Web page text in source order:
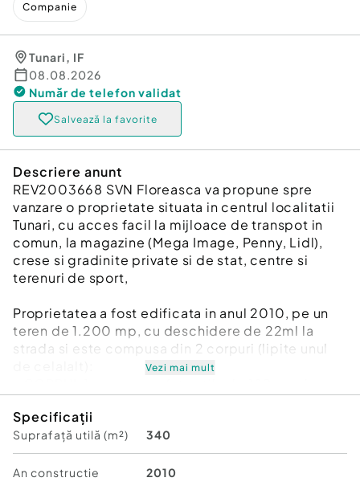
Companie
Tunari, IF
08.08.2026
Număr de telefon validat
Salvează la favorite
Descriere anunt
REV2003668 SVN Floreasca va propune spre
vanzare o proprietate situata in centrul localitatii
Tunari, cu acces facil la mijloace de transpot in
comun, la magazine (Mega Image, Penny, Lidl),
crese si gradinite private si de stat, centre si
terenuri de sport,
Proprietatea a fost edificata in anul 2010, pe un
teren de 1.200 mp, cu deschidere de 22ml la
strada si este compusa din 2 corpuri (lipite unul
baie, iar la etaj doua dormitoare cu bai proprii,
precum si un dressing generos. In cazul
necesitatii, dressingul se poate transforma in
dormitor. In partea din fata are o terasa de 32mp,
Vezi mai mult
Specificații
Suprafață utilă (m²) 340
An constructie 2010